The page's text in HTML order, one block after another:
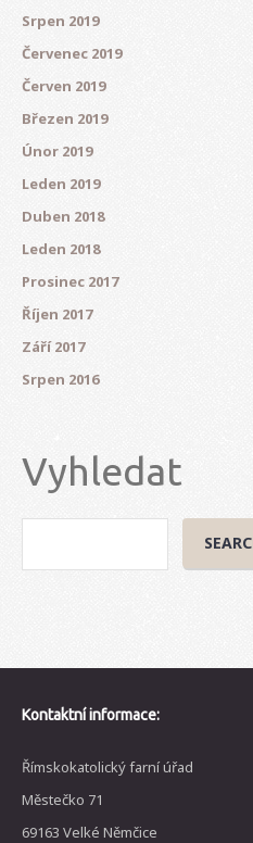
Srpen 2019
Červenec 2019
Červen 2019
Březen 2019
Únor 2019
Leden 2019
Duben 2018
Leden 2018
Prosinec 2017
Říjen 2017
Září 2017
Srpen 2016
Vyhledat
Kontaktní informace:
Římskokatolický farní úřad
Městečko 71
69163 Velké Němčice